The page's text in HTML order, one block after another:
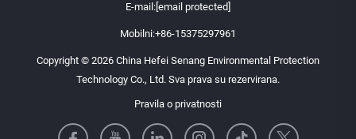
E-mail: [email protected]
Mobilni:+86-15375297961
Copyright © 2026 China Hefei Senang Environmental Protection
Technology Co., Ltd. Sva prava su rezervirana.
Pravila o privatnosti